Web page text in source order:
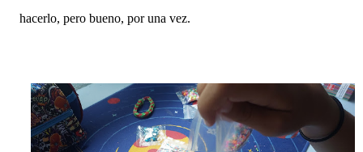
hacerlo, pero bueno, por una vez.